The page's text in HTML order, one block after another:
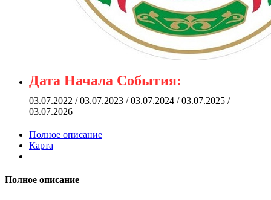
Дата Начала События:
03.07.2022 / 03.07.2023 / 03.07.2024 / 03.07.2025 /
03.07.2026
Полное описание
Карта
Полное описание